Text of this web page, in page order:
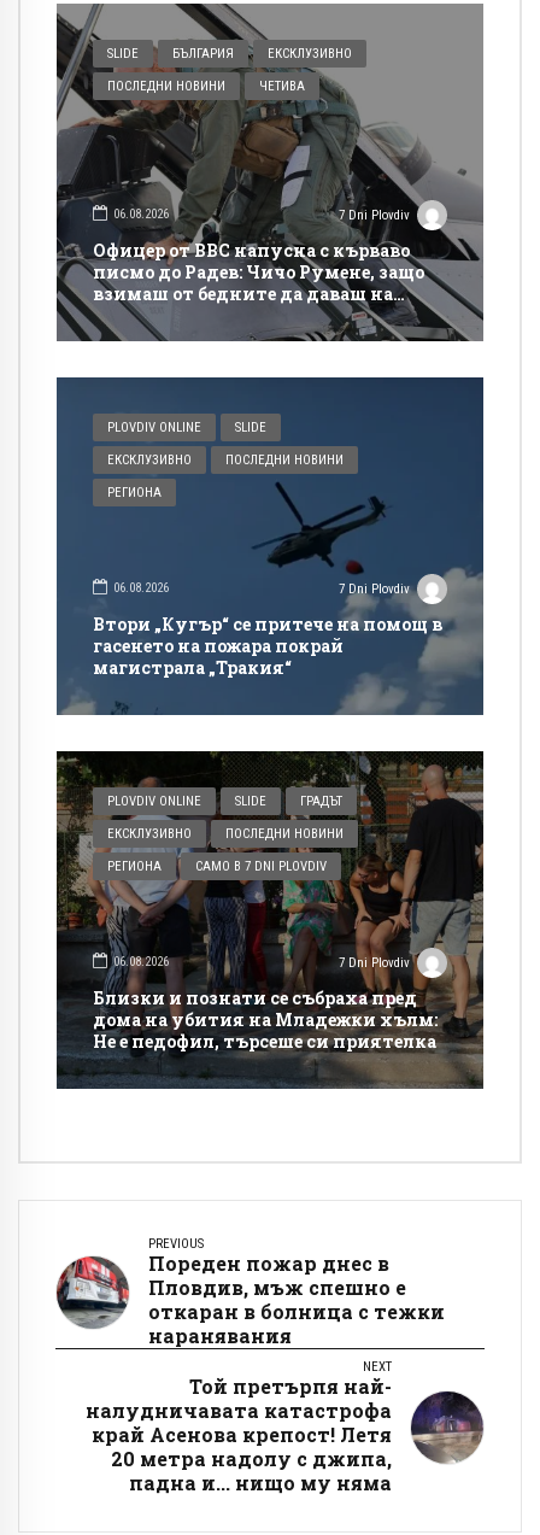
SLIDE БЪЛГАРИЯ ЕКСКЛУЗИВНО
ПОСЛЕДНИ НОВИНИ ЧЕТИВА
06.08.2026 7 Dni Plovdiv
Офицер от ВВС напусна с кърваво
писмо до Радев: Чичо Румене, защо
взимаш от бедните да даваш на
богатите?
PLOVDIV ONLINE SLIDE
ЕКСКЛУЗИВНО ПОСЛЕДНИ НОВИНИ
РЕГИОНА
06.08.2026 7 Dni Plovdiv
Втори „Кугър“ се притече на помощ в
гасенето на пожара покрай
магистрала „Тракия“
PLOVDIV ONLINE SLIDE ГРАДЪТ
ЕКСКЛУЗИВНО ПОСЛЕДНИ НОВИНИ
РЕГИОНА САМО В 7 DNI PLOVDIV
06.08.2026 7 Dni Plovdiv
Близки и познати се събраха пред
дома на убития на Младежки хълм:
Не е педофил, търсеше си приятелка
PREVIOUS
Пореден пожар днес в
Пловдив, мъж спешно е
откаран в болница с тежки
наранявания
NEXT
Той претърпя най-
налудничавата катастрофа
край Асенова крепост! Летя
20 метра надолу с джипа,
падна и... нищо му няма